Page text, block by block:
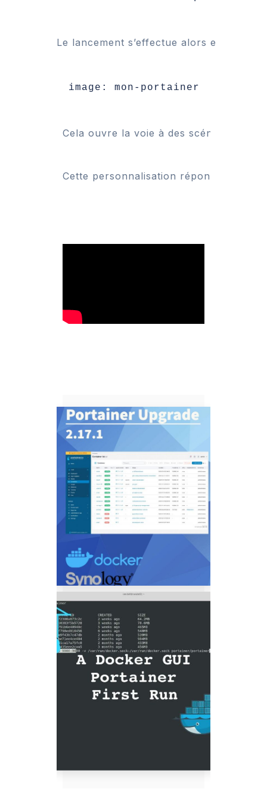
Le lancement s’effectue alors en
image: mon-portainer
Cela ouvre la voie à des scénarios très
Cette personnalisation répond à un